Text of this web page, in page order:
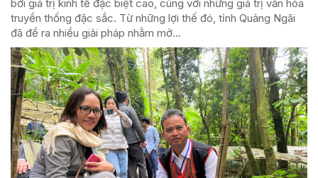
bởi giá trị kinh tế đặc biệt cao, cùng với những giá trị văn hóa
truyền thống đặc sắc. Từ những lợi thế đó, tỉnh Quảng Ngãi
đã đề ra nhiều giải pháp nhằm mở...